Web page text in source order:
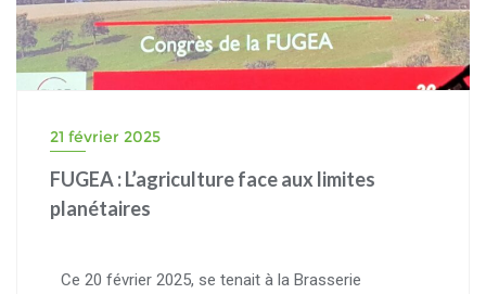
21 février 2025
FUGEA : L’agriculture face aux limites
planétaires
Ce 20 février 2025, se tenait à la Brasserie